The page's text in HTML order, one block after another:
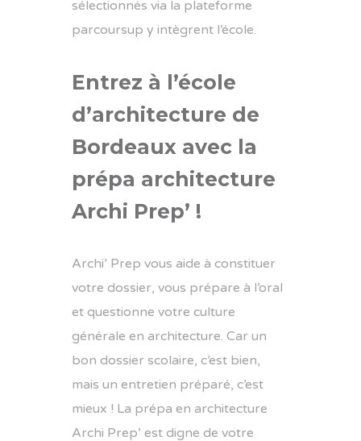
sélectionnés via la plateforme
parcoursup y intègrent l’école.
Entrez à l’école
d’architecture de
Bordeaux avec la
prépa architecture
Archi Prep’ !
Archi’ Prep vous aide à constituer
votre dossier, vous prépare à l’oral
et questionne votre culture
générale en architecture. Car un
bon dossier scolaire, c’est bien,
mais un entretien préparé, c’est
mieux ! La prépa en architecture
Archi Prep’ est digne de votre